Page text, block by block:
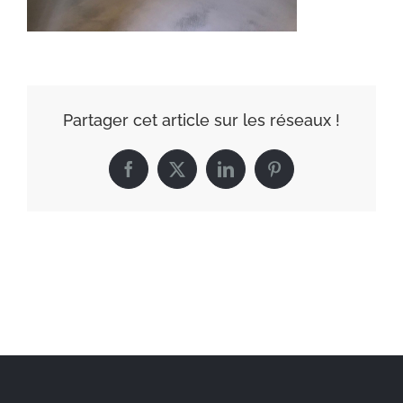
Partager cet article sur les réseaux !
Facebook
X LinkedInPinterest